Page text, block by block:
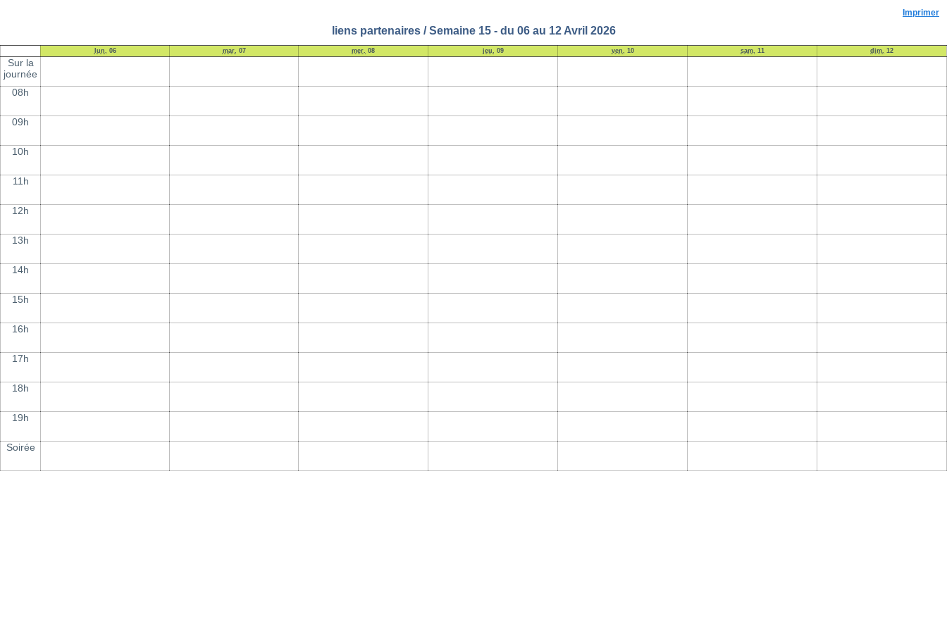
Imprimer
liens partenaires / Semaine 15 - du 06 au 12 Avril 2026
lun. 06 mar. 07 mer. 08 jeu. 09 ven. 10 sam. 11 dim. 12
Sur la
journée
08h
09h
10h
11h
12h
13h
14h
15h
16h
17h
18h
19h
Soirée